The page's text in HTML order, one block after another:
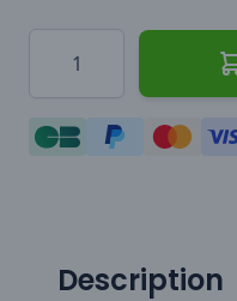
Description